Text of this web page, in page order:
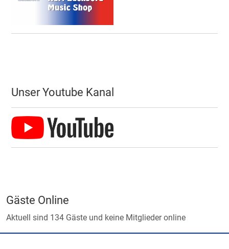
Unser Youtube Kanal
Gäste Online
Aktuell sind 134 Gäste und keine Mitglieder online